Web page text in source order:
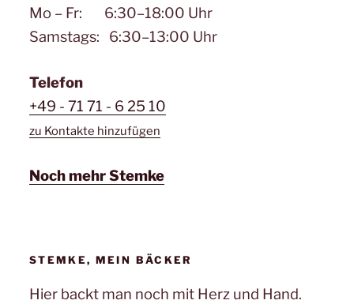
Mo – Fr: 6:30–18:00 Uhr
Samstags: 6:30–13:00 Uhr
Telefon
+49 - 71 71 - 6 25 10
zu Kontakte hinzufügen
Noch mehr Stemke
STEMKE, MEIN BÄCKER
Hier backt man noch mit Herz und Hand.